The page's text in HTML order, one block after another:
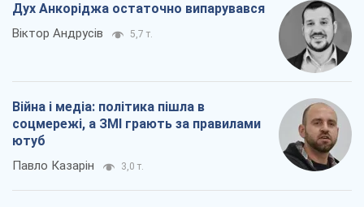
Дух Анкоріджа остаточно випарувався
Віктор Андрусів 5,7 т.
Війна і медіа: політика пішла в
соцмережі, а ЗМІ грають за правилами
ютуб
Павло Казарін 3,0 т.